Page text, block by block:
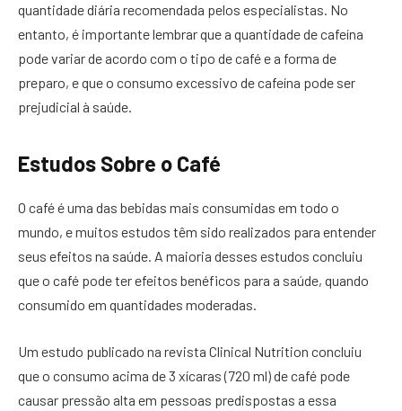
quantidade diária recomendada pelos especialistas. No
entanto, é importante lembrar que a quantidade de cafeína
pode variar de acordo com o tipo de café e a forma de
preparo, e que o consumo excessivo de cafeína pode ser
prejudicial à saúde.
Estudos Sobre o Café
O café é uma das bebidas mais consumidas em todo o
mundo, e muitos estudos têm sido realizados para entender
seus efeitos na saúde. A maioria desses estudos concluiu
que o café pode ter efeitos benéficos para a saúde, quando
consumido em quantidades moderadas.
Um estudo publicado na revista Clinical Nutrition concluiu
que o consumo acima de 3 xícaras (720 ml) de café pode
causar pressão alta em pessoas predispostas a essa